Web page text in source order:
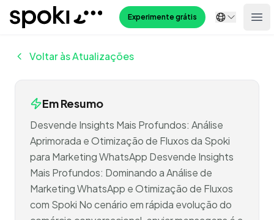
Spoki Experimente grátis
Voltar às Atualizações
Em Resumo
Desvende Insights Mais Profundos: Análise
Aprimorada e Otimização de Fluxos da Spoki
para Marketing WhatsApp Desvende Insights
Mais Profundos: Dominando a Análise de
Marketing WhatsApp e Otimização de Fluxos
com Spoki No cenário em rápida evolução do